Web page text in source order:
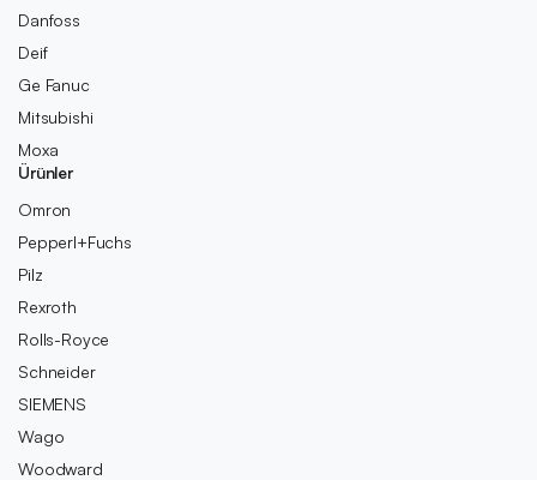
Danfoss
Deif
Ge Fanuc
Mitsubishi
Moxa
Ürünler
Omron
Pepperl+Fuchs
Pilz
Rexroth
Rolls-Royce
Schneider
SIEMENS
Wago
Woodward